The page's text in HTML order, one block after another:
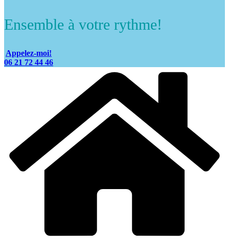
Ensemble à votre rythme!
Appelez-moi!
06 21 72 44 46